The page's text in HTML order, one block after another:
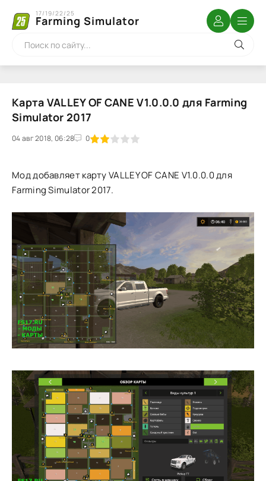
Farming Simulator
17/19/22/25
Карта VALLEY OF CANE V1.0.0.0 для Farming
Simulator 2017
04 авг 2018, 06:28 0
1 2 3 4 5
Мод добавляет карту VALLEY OF CANE V1.0.0.0 для
Farming Simulator 2017.